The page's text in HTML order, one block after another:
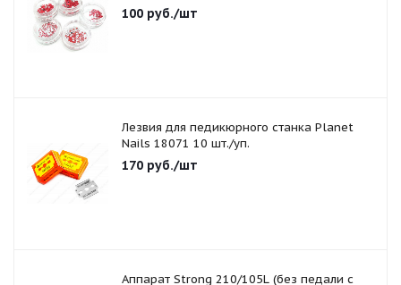
100 руб./шт
Лезвия для педикюрного станка Planet
Nails 18071 10 шт./уп.
170 руб./шт
Аппарат Strong 210/105L (без педали с